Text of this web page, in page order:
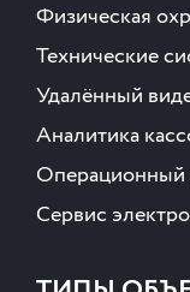
Физическая
Технические
Удалённый
Аналитика
Операционный
Сервис